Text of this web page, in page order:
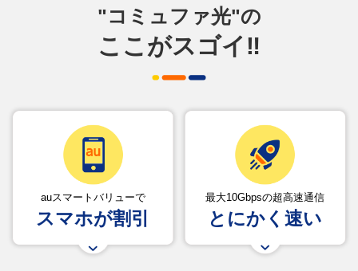
"コミュファ光"の
ここがスゴイ‼
auスマートバリューで
スマホが割引
最大10Gbpsの超高速通信
とにかく速い